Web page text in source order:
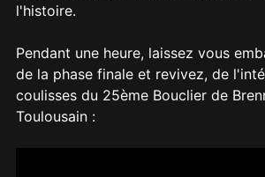
l'histoire.
Pendant une heure, laissez vous
de la phase finale et revivez, de
coulisses du 25ème Bouclier de
Toulousain :